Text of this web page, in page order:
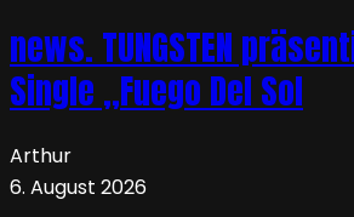
news. TUNGSTEN
Single „Fuego Del Sol
Arthur
6. August 2026